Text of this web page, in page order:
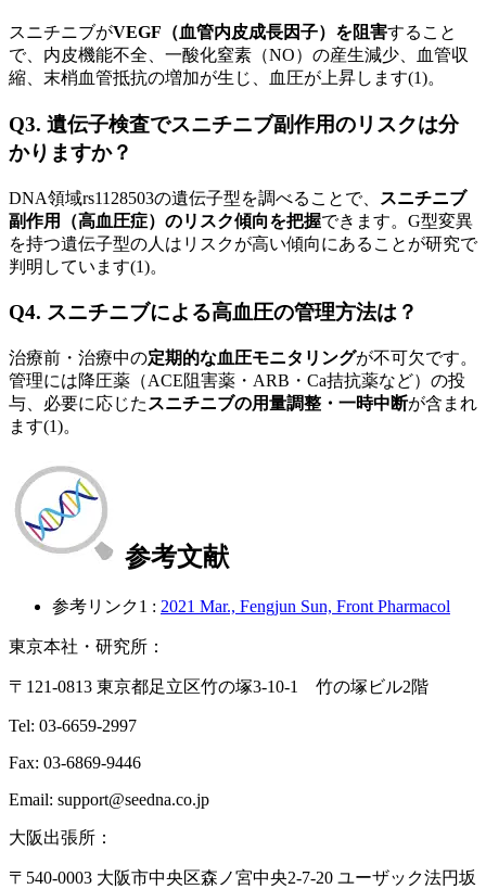
スニチニブがVEGF（血管内皮成長因子）を阻害すること
で、内皮機能不全、一酸化窒素（NO）の産生減少、血管収
縮、末梢血管抵抗の増加が生じ、血圧が上昇します(1)。
Q3. 遺伝子検査でスニチニブ副作用のリスクは分
かりますか？
DNA領域rs1128503の遺伝子型を調べることで、
スニチニブ
副作用（高血圧症）のリスク傾向を把握できます。G型変異
を持つ遺伝子型の人はリスクが高い傾向にあることが研究で
判明しています(1)。
Q4. スニチニブによる高血圧の管理方法は？
治療前・治療中の定期的な血圧モニタリングが不可欠です。
管理には降圧薬（ACE阻害薬・ARB・Ca拮抗薬など）の投
与、必要に応じた スニチニブの用量調整・一時中断が含まれ
ます(1)。
参考文献
参考リンク1 : 2021 Mar., Fengjun Sun, Front Pharmacol
東京本社・研究所：
〒121-0813 東京都足立区竹の塚3-10-1 竹の塚ビル2階
Tel: 03-6659-2997
Fax: 03-6869-9446
Email: support@seedna.co.jp
大阪出張所：
〒540-0003 大阪市中央区森ノ宮中央2-7-20 ユーザック法円坂